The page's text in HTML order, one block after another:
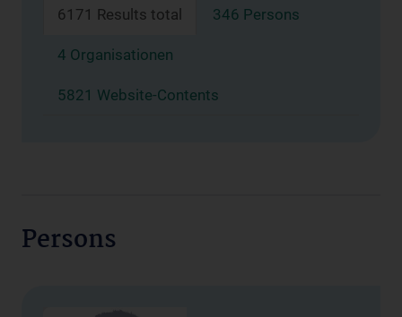
6171 Results total 346 Persons
4 Organisationen
5821 Website-Contents
Persons